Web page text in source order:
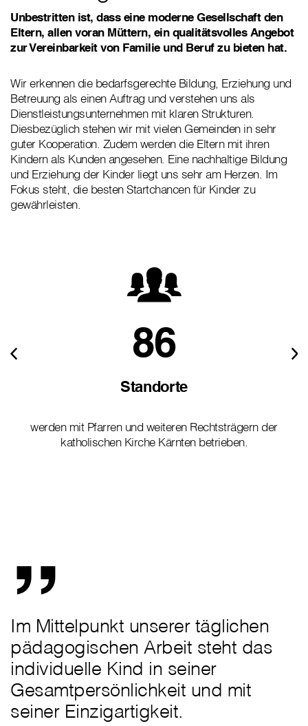
Unbestritten ist, dass eine moderne Gesellschaft den
Eltern, allen voran Müttern, ein qualitätsvolles Angebot
zur Vereinbarkeit von Familie und Beruf zu bieten hat.
Wir erkennen die bedarfsgerechte Bildung, Erziehung und
Betreuung als einen Auftrag und verstehen uns als
Dienstleistungsunternehmen mit klaren Strukturen.
Diesbezüglich stehen wir mit vielen Gemeinden in sehr
guter Kooperation. Zudem werden die Eltern mit ihren
Kindern als Kunden angesehen. Eine nachhaltige Bildung
und Erziehung der Kinder liegt uns sehr am Herzen. Im
Fokus steht, die besten Startchancen für Kinder zu
gewährleisten.
86
Standorte
werden mit Pfarren und weiteren Rechtsträgern der
katholischen Kirche Kärnten betrieben.
„
Im Mittelpunkt unserer täglichen
pädagogischen Arbeit steht das
individuelle Kind in seiner
Gesamtpersönlichkeit und mit
seiner Einzigartigkeit.